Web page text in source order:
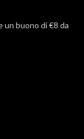
un buono di €8 da